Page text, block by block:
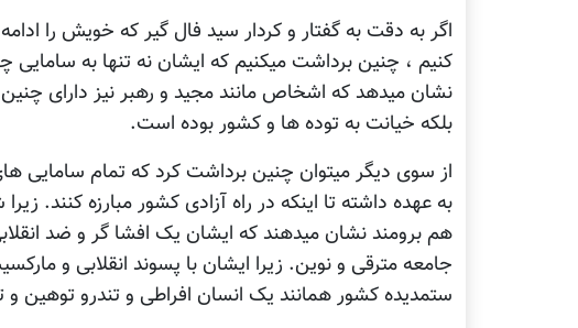
اگر به دقت به گفتار و کردار سید فال گیر که خویش را
کنیم ، چنین برداشت میکنیم که ایشان نه تنها به
نشان میدهد که اشخاص مانند مجید و رهبر نیز دارای
بلکه خیانت به توده ها و کشور بوده است.
از سوی دیگر میتوان چنین برداشت کرد که تمام سامایی
به عهده داشته تا اینکه در راه آزادی کشور مبارزه
هم برومند نشان میدهند که ایشان یک افشا گر و ضد
جامعه مترقی و نوین. زیرا ایشان با پسوند انقلابی و
ستمدیده کشور همانند یک انسان افراطی و تندرو توهین و